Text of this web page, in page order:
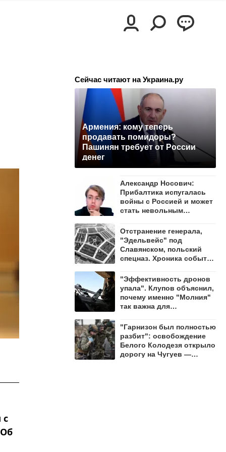
с
Сейчас читают на Украина.ру
Армения: кому теперь
продавать помидоры?
Пашинян требует от России
денег
Александр Носович:
Прибалтика испугалась
войны с Россией и может
стать невольным
Отстранение генерала,
"Эдельвейс" под
Славянском, польский
спецназ. Хроника событий
"Эффективность дронов
упала". Клупов объяснил,
почему именно "Молния"
так важна для
"Гарнизон был полностью
разбит": освобождение
Белого Колодезя открыло
дорогу на Чугуев —